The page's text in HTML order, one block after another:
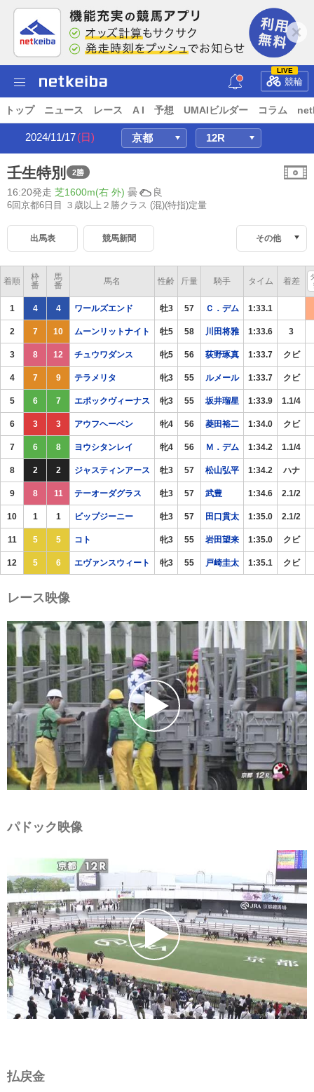
LIVE
競輪
トップ ニュース レース A I 予想 UMAIビルダー コラム
2024/11/17(日)
壬生特別 2勝
16:20発走 芝1600m(右 外) 曇 良
6回京都6日目 ３歳以上２勝クラス (混)(特指)定量
出馬表 競馬新聞 その他
着順
枠
番
馬
番
馬名 性齢 斤量 騎手 タイム 着差
1 4 4 ワールズエンド 牡3 57 Ｃ．デム 1:33.1
2 7 10 ムーンリットナイト 牡5 58 川田将雅 1:33.6 3
3 8 12 チュウワダンス 牝5 56 荻野琢真 1:33.7 クビ
4 7 9 テラメリタ 牝3 55 ルメール 1:33.7 クビ
5 6 7 エポックヴィーナス 牝3 55 坂井瑠星 1:33.9 1.1/4
6 3 3 アウフヘーベン 牝4 56 菱田裕二 1:34.0 クビ
7 6 8 ヨウシタンレイ 牝4 56 Ｍ．デム 1:34.2 1.1/4
8 2 2 ジャスティンアース 牡3 57 松山弘平 1:34.2 ハナ
9 8 11 テーオーダグラス 牡3 57 武豊 1:34.6 2.1/2
10 1 1 ビップジーニー 牡3 57 田口貫太 1:35.0 2.1/2
11 5 5 コト 牝3 55 岩田望来 1:35.0 クビ
12 5 6 エヴァンスウィート 牝3 55 戸崎圭太 1:35.1 クビ
レース映像
パドック映像
払戻金